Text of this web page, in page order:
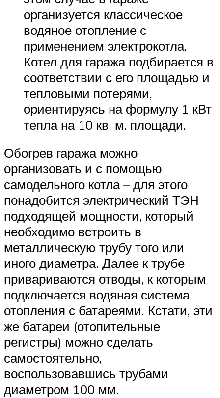
организуется классическое
водяное отопление с
применением электрокотла.
Котел для гаража подбирается в
соответствии с его площадью и
тепловыми потерями,
ориентируясь на формулу 1 кВт
тепла на 10 кв. м. площади.
Обогрев гаража можно
организовать и с помощью
самодельного котла – для этого
понадобится электрический ТЭН
подходящей мощности, который
необходимо встроить в
металлическую трубу того или
иного диаметра. Далее к трубе
привариваются отводы, к которым
подключается водяная система
отопления с батареями. Кстати, эти
же батареи (отопительные
регистры) можно сделать
самостоятельно,
воспользовавшись трубами
диаметром 100 мм.